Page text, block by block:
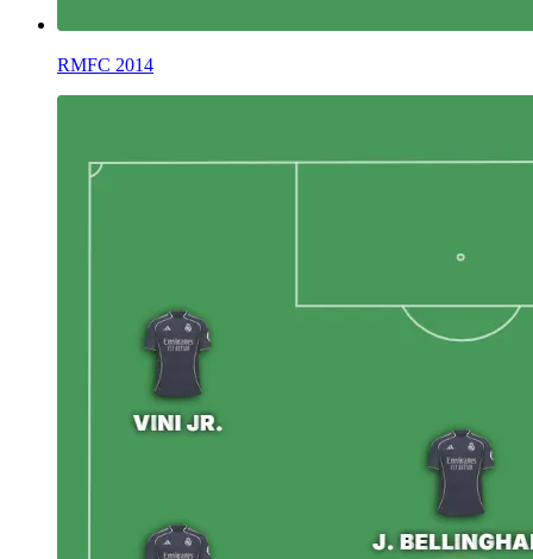
RMFC 2014